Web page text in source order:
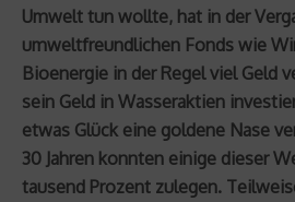
Umwelt tun wollte, hat in der
umweltfreundlichen Fonds wie
Bioenergie in der Regel viel Geld
sein Geld in Wasseraktien
etwas Glück eine goldene Nase
30 Jahren konnten einige dieser
tausend Prozent zulegen.